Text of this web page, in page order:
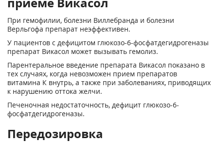
При гемофилии, болезни Виллебранда и болезни
Верльгофа препарат неэффективен.
У пациентов с дефицитом глюкозо-6-фосфатдегидрогеназы
препарат Викасол может вызы­вать гемолиз.
Парентеральное введение препарата Викасол показано в
тех случаях, когда невозможен при­ем препаратов
витамина К внутрь, а также при заболеваниях, приводящих
к нарушению от­тока желчи.
Печеночная недостаточность, дефицит глюкозо-6-
фосфатдегидрогеназы.
Передозировка